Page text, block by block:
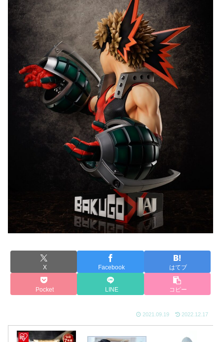
X Facebook はてブ
Pocket LINE コピー
2021.09.19 2022.12.17